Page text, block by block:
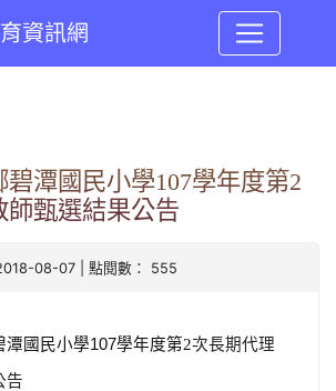
資訊網
碧潭國民小學107學年度第2
師甄選結果公告
08-07 | 點閱數： 555
潭國民小學107學年度第2次長期代理
告